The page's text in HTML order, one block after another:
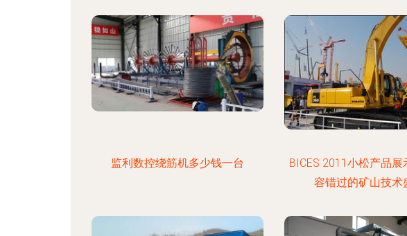
监利数控绕筋机多少钱一台
BICES 2011小松产品展
容错过的矿山技术